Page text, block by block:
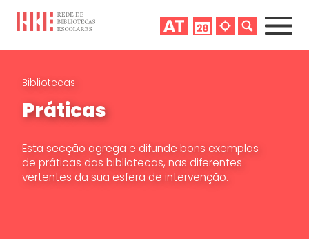
Bibliotecas
Práticas
Esta secção agrega e difunde bons exemplos
de práticas das bibliotecas, nas diferentes
vertentes da sua esfera de intervenção.